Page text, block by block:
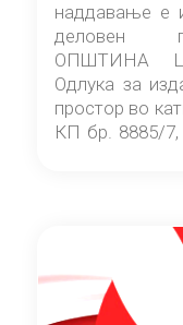
наддавање е
деловен
ОПШТИНА
Одлука за
простор во
КП бр. 8885/
Скопје”
(три) години
Договорот
понудувач.